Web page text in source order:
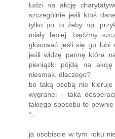
ludzi na akcję
szczególnie jeśli ktoś
tylko po to żeby np.
miały lepiej. bądźmy
głosować jeśli się go
jeśli widzę pannę która
pieniążki pójdą na
niesmak. dlaczego?
bo taką osobą nie
wygranej - taka
takiego sposobu to
^.-
ja osobiscie w tym roku